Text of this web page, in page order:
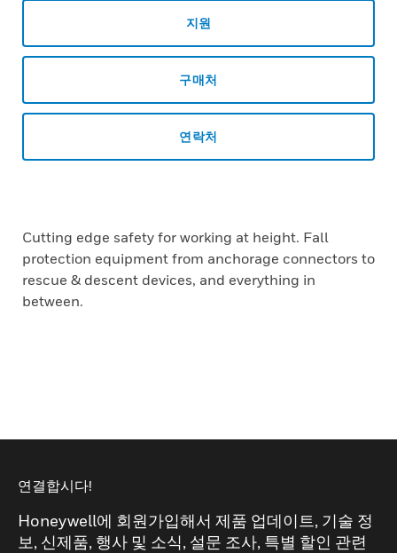
지원
구매처
연락처
Cutting edge safety for working at height. Fall
protection equipment from anchorage connectors to
rescue & descent devices, and everything in
between.
연결합시다!
Honeywell에 회원가입해서 제품 업데이트, 기술 정
보, 신제품, 행사 및 소식, 설문 조사, 특별 할인 관련